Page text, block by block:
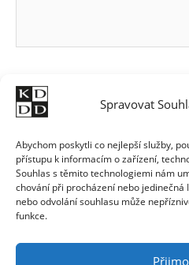
Spravovat
Abychom poskytli co nejlepší služby,
přístupu k informacím o zařízení,
Souhlas s těmito technologiemi nám
chování při procházení nebo jedinečná
nebo odvolání souhlasu může
funkce.